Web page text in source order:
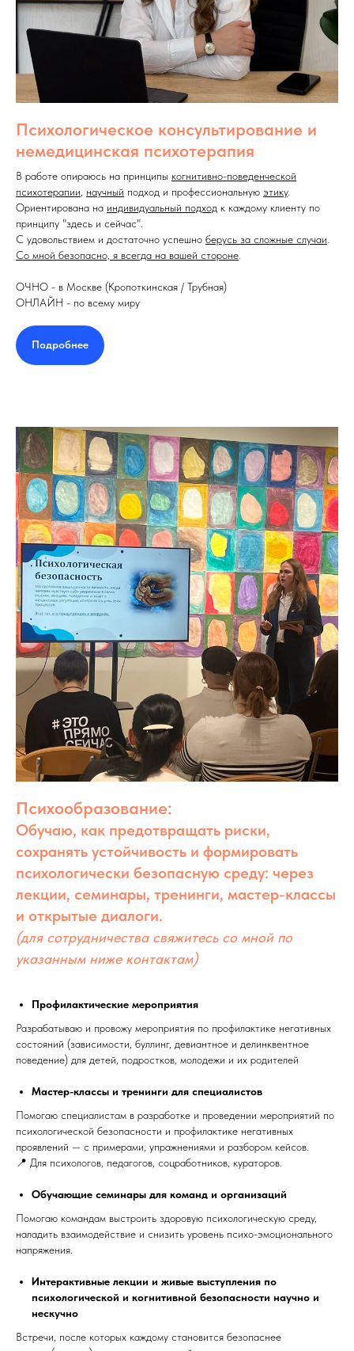
Психологическое консультирование и
немедицинская психотерапия
В работе опираюсь на принципы когнитивно-поведенческой
психотерапии научный подход и профессиональную этику.
Ориентирована на индивидуальный подход к каждому клиенту по
принципу "здесь и сейчас".
С удовольствием и достаточно успешно берусь за сложные случаи
Со мной безопасно, я всегда на вашей стороне
ОЧНО - в Москве (Кропоткинская / Трубная)
ОНЛАЙН - по всему миру
Подробнее
Психообразование:
Обучаю, как предотвращать риски,
сохранять устойчивость и формировать
психологически безопасную среду: через
лекции, семинары, тренинги, мастер-классы
и открытые диалоги.
(для сотрудничества свяжитесь со мной по
указанным ниже контактам)
Профилактические мероприятия
Разрабатываю и провожу мероприятия по профилактике негативных
состояний (зависимости, буллинг, девиантное и делинквентное
поведение) для детей, подростков, молодежи и их родителей
Мастер-классы и тренинги для специалистов
Помогаю специалистам в разработке и проведении мероприятий по
психологической безопасности и профилактике негативных
проявлений — с примерами, упражнениями и разбором кейсов.
📍 Для психологов, педагогов, соцработников, кураторов.
Обучающие семинары для команд и организаций
Помогаю командам выстроить здоровую психологическую среду,
наладить взаимодействие и снизить уровень психо-эмоционального
напряжения.
Интерактивные лекции и живые выступления по
психологической и когнитивной безопасности научно и
нескучно
Встречи, после которых каждому становится безопаснее